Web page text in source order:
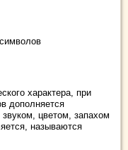
характера, при
дополняется
цветом, запахом
называются